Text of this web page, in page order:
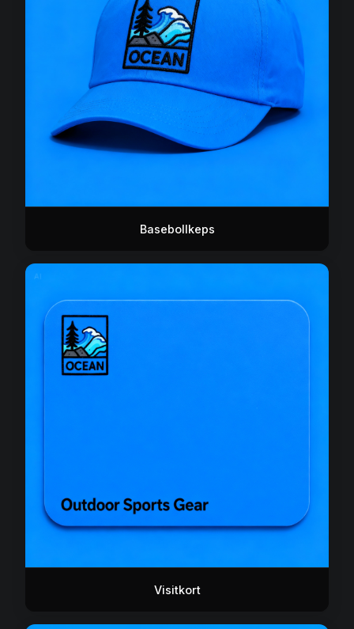
Basebollkeps
Visitkort